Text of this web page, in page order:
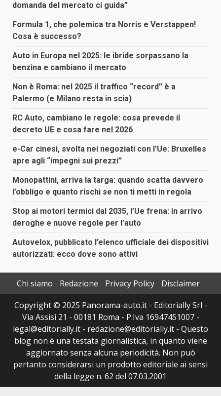
domanda del mercato ci guida”
Formula 1, che polemica tra Norris e Verstappen!
Cosa è successo?
Auto in Europa nel 2025: le ibride sorpassano la
benzina e cambiano il mercato
Non è Roma: nel 2025 il traffico “record” è a
Palermo (e Milano resta in scia)
RC Auto, cambiano le regole: cosa prevede il
decreto UE e cosa fare nel 2026
e-Car cinesi, svolta nei negoziati con l’Ue: Bruxelles
apre agli “impegni sui prezzi”
Monopattini, arriva la targa: quando scatta davvero
l’obbligo e quanto rischi se non ti metti in regola
Stop ai motori termici dal 2035, l’Ue frena: in arrivo
deroghe e nuove regole per l’auto
Autovelox, pubblicato l’elenco ufficiale dei dispositivi
autorizzati: ecco dove sono attivi
Chi siamo Redazione Privacy Policy
Disclaimer
Copyright © 2025 Panorama-auto.it - Editorially Srl -
Via Assisi 21 - 00181 Roma - P.Iva 16947451007 -
legal@editorially.it - redazione@editorially.it - Questo
blog non è una testata giornalistica, in quanto viene
aggiornato senza alcuna periodicità. Non può
pertanto considerarsi un prodotto editoriale ai sensi
della legge n. 62 del 07.03.2001